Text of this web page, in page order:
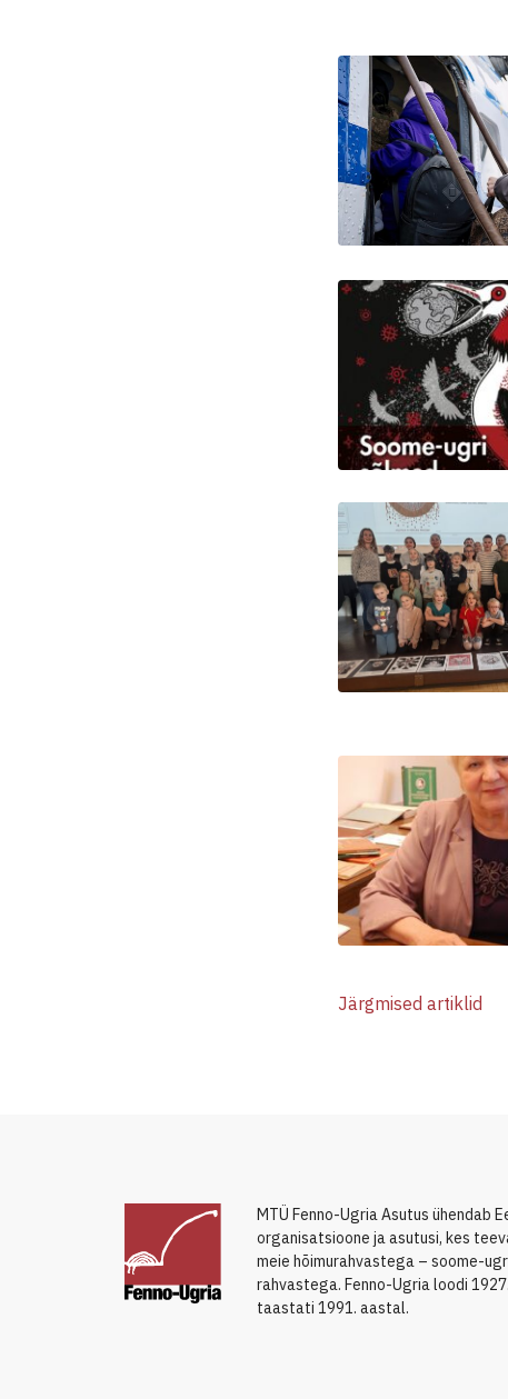
Järgmised artiklid
MTÜ Fenno-Ugria Asutus ühendab
organisatsioone ja asutusi, kes
meie hõimurahvastega – soome-
rahvastega. Fenno-Ugria loodi
taastati 1991. aastal.